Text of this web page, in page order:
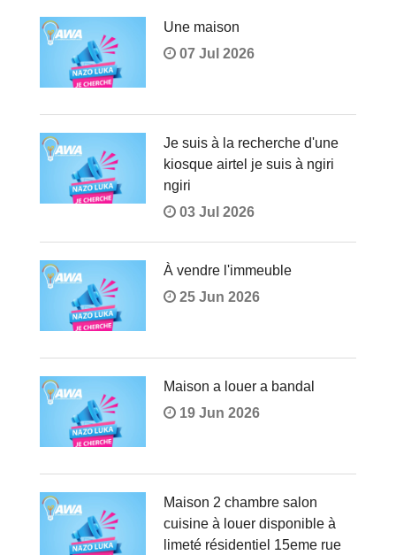
Une maison
07 Jul 2026
Je suis à la recherche d'une
kiosque airtel je suis à ngiri
ngiri
03 Jul 2026
À vendre l'immeuble
25 Jun 2026
Maison a louer a bandal
19 Jun 2026
Maison 2 chambre salon
cuisine à louer disponible à
limeté résidentiel 15eme rue